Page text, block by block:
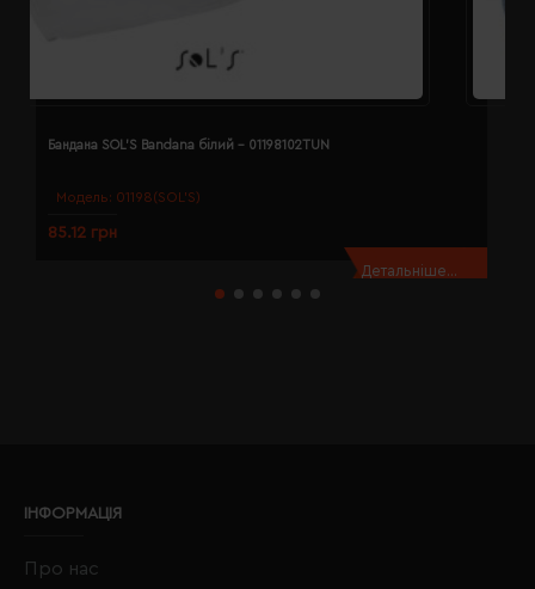
Модель: 01198(SOL’S)
Бандана SOL'S Bandana білий - 01198102TUN
85.12 грн
Детальніше...
ІНФОРМАЦІЯ
Про нас